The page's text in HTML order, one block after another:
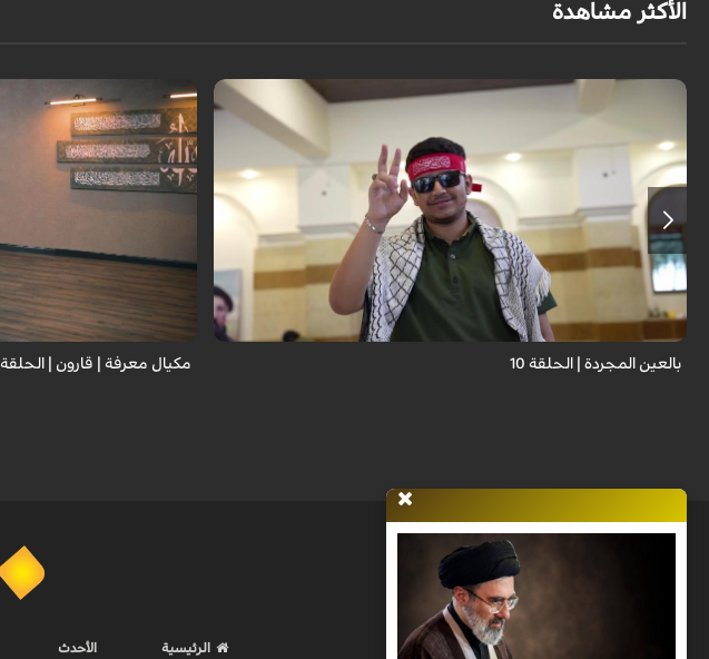
الأكثر مشاهدة
برنامج "بالعين المجردة" هو توثيق إنسانيٌّ شجاعٌ للحياة تحت وطأة الحرب، حيث
نستمع فيه إلى شهاداتٍ حيّةٍ لأشخاص عايشوا التفجيرات والدمار، فنرى بعيونهم
ت...
بالعين المجردة | الحلقة 10 مكيال معرفة | قارون | الحلقة 2
الرئيسية الأحدث